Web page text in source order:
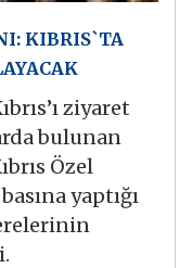
KIBRIS`TA
ziyaret
bulunan
Özel
yaptığı